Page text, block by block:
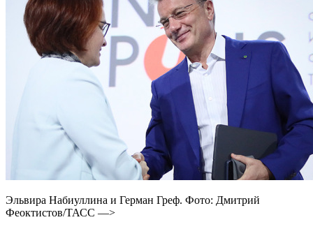
Эльвира Набиуллина и Герман Греф. Фото: Дмитрий
Феоктистов/ТАСС —>